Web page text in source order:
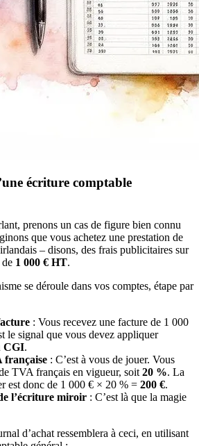
écriture comptable
prenons un cas de figure bien connu
que vous achetez une prestation de
– disons, des frais publicitaires sur
1 000 € HT.
se déroule dans vos comptes, étape par
: Vous recevez une facture de 1 000
le signal que vous devez appliquer
CGI.
française : C’est à vous de jouer. Vous
TVA français en vigueur, soit 20 %. La
est donc de 1 000 € × 20 % = 200 €.
l’écriture miroir : C’est là que la magie
d’achat ressemblera à ceci, en utilisant